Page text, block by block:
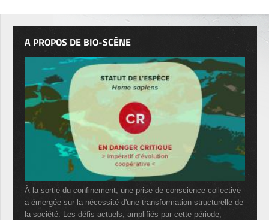
A PROPOS DE BIO-SCÈNE
À la sortie du confinement, une prise de conscience collective
a émergée sur la nécessité d'une transformation structurelle de
la société. Les défis actuels, amplifiés par cette période,